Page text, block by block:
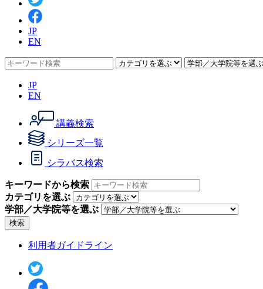
JP
EN
JP
EN
講義検索
シリーズ一覧
シラバス検索
キーワードから検索
カテゴリを選ぶ
学部／大学院等を選ぶ
検索
利用者ガイドライン